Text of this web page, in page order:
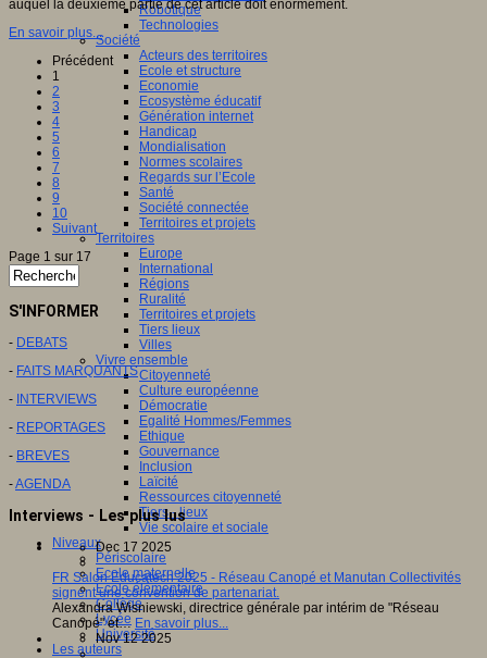
Robotique
Technologies
Société
Acteurs des territoires
Ecole et structure
Economie
Ecosystème éducatif
Génération internet
Handicap
Mondialisation
Normes scolaires
Regards sur l’Ecole
Santé
Société connectée
Territoires et projets
Territoires
Europe
International
Régions
Ruralité
Territoires et projets
Tiers lieux
Villes
Vivre ensemble
Citoyenneté
Culture européenne
Démocratie
Egalité Hommes/Femmes
Ethique
Gouvernance
Inclusion
Laïcité
Ressources citoyenneté
Tiers - lieux
Vie scolaire et sociale
Niveaux
Périscolaire
Ecole maternelle
Ecole élémentaire
Collège
Lycée
Université
Les auteurs
auquel la deuxième partie de cet article doit énormément.
En savoir plus...
Précédent
1
2
3
4
5
6
7
8
9
10
Suivant
Page 1 sur 17
S'INFORMER
- DEBATS
- FAITS MARQUANTS
- INTERVIEWS
- REPORTAGES
- BREVES
-AGENDA
Interviews - Les plus lus
Dec 17 2025
FR Salon Educatech 2025 - Réseau Canopé et Manutan Collectivités
signent une convention de partenariat.
Alexandra Wisniewski, directrice générale par intérim de "Réseau
Canopé" et… En savoir plus...
Nov 12 2025